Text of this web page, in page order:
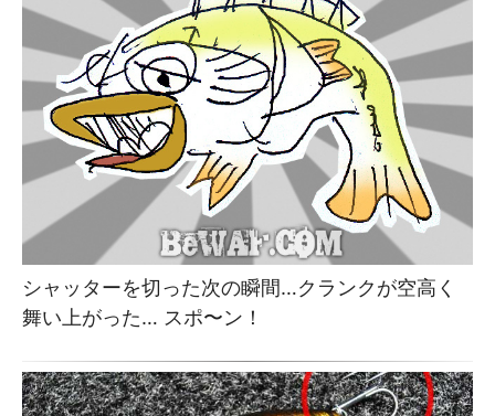
シャッターを切った次の瞬間…クランクが空高く
舞い上がった… スポ〜ン！